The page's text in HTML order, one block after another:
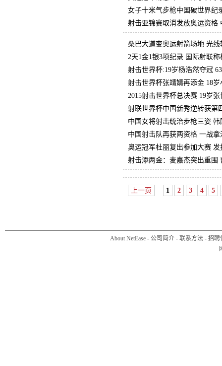
女子十米气步枪中国破世界纪
射击亚锦赛取消发放奥运资格
桑巴大道变奥运射箭场地 光
2天1金1银3项纪录 国际射联
射击世界杯:19岁杨浩然夺冠
射击世界杯张靖婧再添金 18
2015射击世界杯总决赛 19岁
射联世界杯中国新秀逆转获第
中国女将射击统治步枪三姿
中国射击队再获两资格 一战
奥运冠军杜丽复出参加大赛
射击添两金：麦嘉杰突出重围
上一页 1 2 3 4 5
About NetEase - 公司简介 - 联系方法 - 招聘